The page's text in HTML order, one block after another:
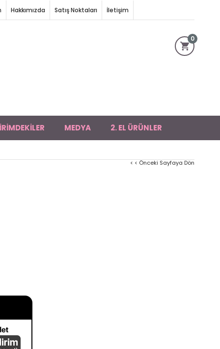
Hakkımızda Satış Noktaları İletişim
0
MEDYA 2. EL ÜRÜNLER
< < Önceki Sayfaya Dön